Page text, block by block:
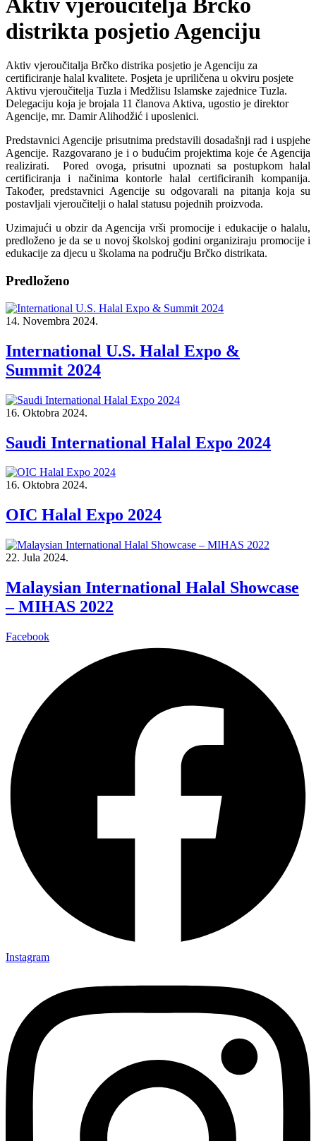
distrikta posjetio Agenciju
Aktiv vjeroučitalja Brčko distrika posjetio je Agenciju za
certificiranje halal kvalitete. Posjeta je upriličena u okviru posjete
Aktivu vjeroučitelja Tuzla i Medžlisu Islamske zajednice Tuzla.
Delegaciju koja je brojala 11 članova Aktiva, ugostio je direktor
Agencije, mr. Damir Alihodžić i uposlenici.
Predstavnici Agencije prisutnima predstavili dosadašnji rad i uspjehe
Agencije. Razgovarano je i o budućim projektima koje će Agencija
realizirati. Pored ovoga, prisutni upoznati sa postupkom halal
certificiranja i načinima kontorle halal certificiranih kompanija.
Također, predstavnici Agencije su odgovarali na pitanja koja su
postavljali vjeroučitelji o halal statusu pojednih proizvoda.
Uzimajući u obzir da Agencija vrši promocije i edukacije o halalu,
predloženo je da se u novoj školskoj godini organiziraju promocije i
edukacije za djecu u školama na području Brčko distrikata.
Predloženo
14. Novembra 2024.
International U.S. Halal Expo &
Summit 2024
16. Oktobra 2024.
Saudi International Halal Expo 2024
16. Oktobra 2024.
OIC Halal Expo 2024
22. Jula 2024.
Malaysian International Halal Showcase
– MIHAS 2022
Facebook
Instagram